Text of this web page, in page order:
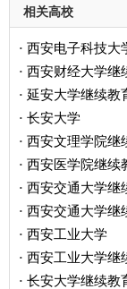
相关高校
· 西安电子科技大
· 西安财经大学继
· 延安大学继续教
· 长安大学
· 西安文理学院继
· 西安医学院继续
· 西安交通大学继
· 西安交通大学继
· 西安工业大学
· 西安工业大学继
· 长安大学继续教